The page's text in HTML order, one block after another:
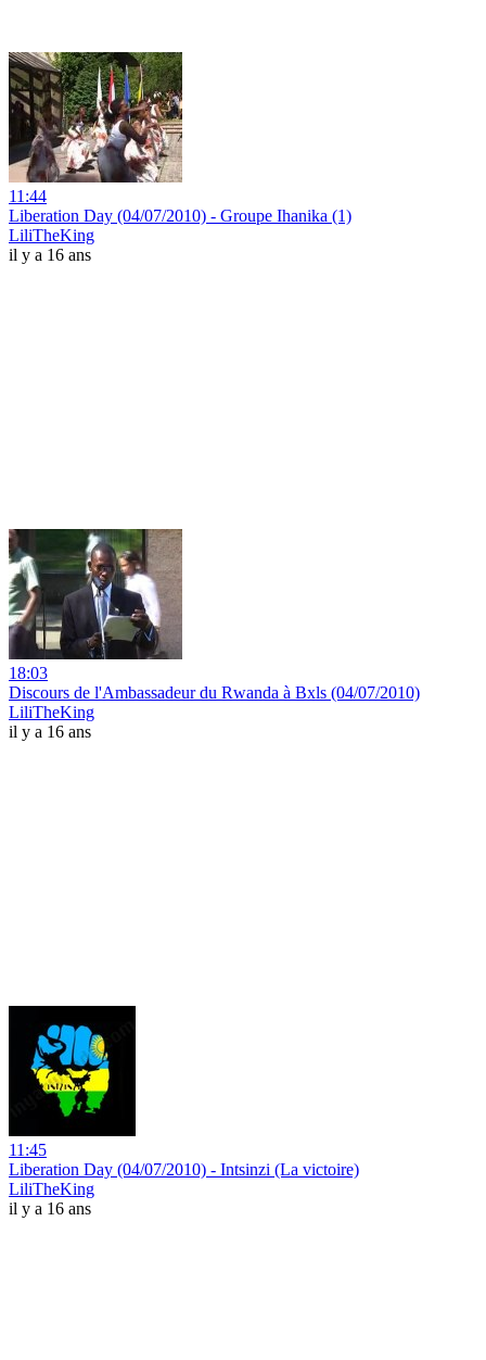
11:44
Liberation Day (04/07/2010) - Groupe Ihanika (1)
LiliTheKing
il y a 16 ans
18:03
Discours de l'Ambassadeur du Rwanda à Bxls (04/07/2010)
LiliTheKing
il y a 16 ans
11:45
Liberation Day (04/07/2010) - Intsinzi (La victoire)
LiliTheKing
il y a 16 ans